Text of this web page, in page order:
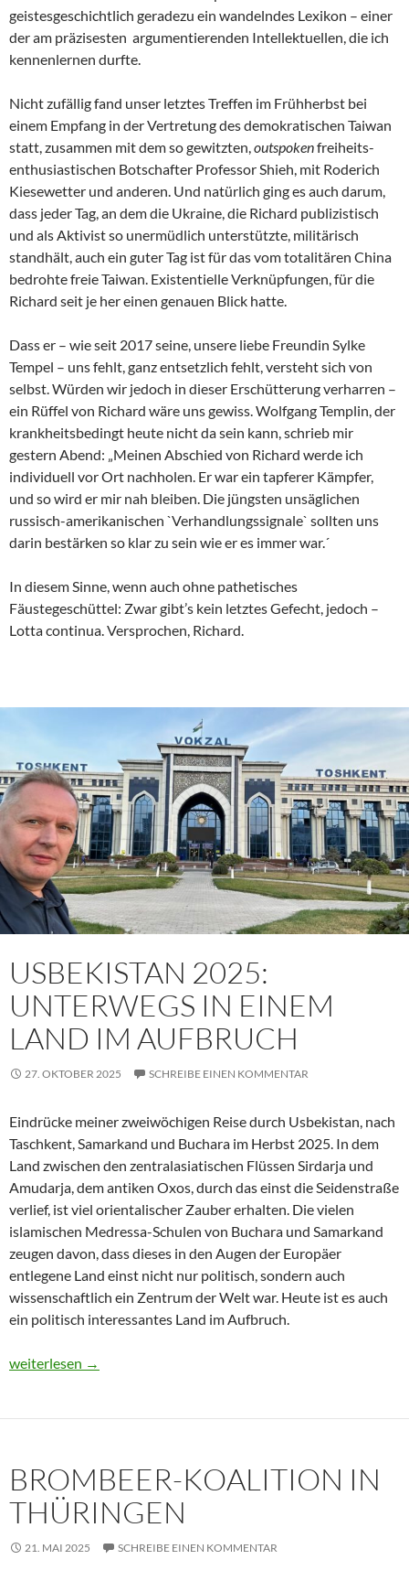
geistesgeschichtlich geradezu ein wandelndes Lexikon – einer
der am präzisesten argumentierenden Intellektuellen, die ich
kennenlernen durfte.
Nicht zufällig fand unser letztes Treffen im Frühherbst bei
einem Empfang in der Vertretung des demokratischen Taiwan
statt, zusammen mit dem so gewitzten,outspokenfreiheits-
enthusiastischen Botschafter Professor Shieh, mit Roderich
Kiesewetter und anderen. Und natürlich ging es auch darum,
dass jeder Tag, an dem die Ukraine, die Richard publizistisch
und als Aktivist so unermüdlich unterstützte, militärisch
standhält, auch ein guter Tag ist für das vom totalitären China
bedrohte freie Taiwan. Existentielle Verknüpfungen, für die
Richard seit je her einen genauen Blick hatte.
Dass er – wie seit 2017 seine, unsere liebe Freundin Sylke
Tempel – uns fehlt, ganz entsetzlich fehlt, versteht sich von
selbst. Würden wir jedoch in dieser Erschütterung verharren –
ein Rüffel von Richard wäre uns gewiss. Wolfgang Templin, der
krankheitsbedingt heute nicht da sein kann, schrieb mir
gestern Abend: „Meinen Abschied von Richard werde ich
individuell vor Ort nachholen. Er war ein tapferer Kämpfer,
und so wird er mir nah bleiben. Die jüngsten unsäglichen
russisch-amerikanischen `Verhandlungssignale` sollten uns
darin bestärken so klar zu sein wie er es immer war.´
In diesem Sinne, wenn auch ohne pathetisches
Fäustegeschüttel: Zwar gibt’s kein letztes Gefecht, jedoch –
Lotta continua. Versprochen, Richard.
USBEKISTAN 2025:
UNTERWEGS IN EINEM
LAND IM AUFBRUCH
27. OKTOBER 2025 SCHREIBE EINEN KOMMENTAR
Eindrücke meiner zweiwöchigen Reise durch Usbekistan, nach
Taschkent, Samarkand und Buchara im Herbst 2025. In dem
Land zwischen den zentralasiatischen Flüssen Sirdarja und
Amudarja, dem antiken Oxos, durch das einst die Seidenstraße
verlief, ist viel orientalischer Zauber erhalten. Die vielen
islamischen Medressa-Schulen von Buchara und Samarkand
zeugen davon, dass dieses in den Augen der Europäer
entlegene Land einst nicht nur politisch, sondern auch
wissenschaftlich ein Zentrum der Welt war. Heute ist es auch
ein politisch interessantes Land im Aufbruch.
Usbekistan 2025: Unterwegs in einem Land im Aufbruch
weiterlesen →
BROMBEER-KOALITION IN
THÜRINGEN
21. MAI 2025 SCHREIBE EINEN KOMMENTAR